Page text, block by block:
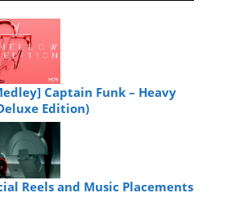
Captain Funk – Heavy
Edition)
Reels and Music Placements